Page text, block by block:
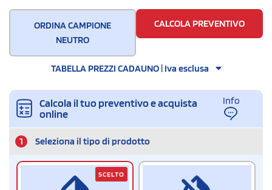
ORDINA CAMPIONE
NEUTRO
CALCOLA PREVENTIVO
TABELLA PREZZI CADAUNO | Iva esclusa
Calcola il tuo preventivo e acquista
online
Info
1 Seleziona il tipo di prodotto
SCELTO